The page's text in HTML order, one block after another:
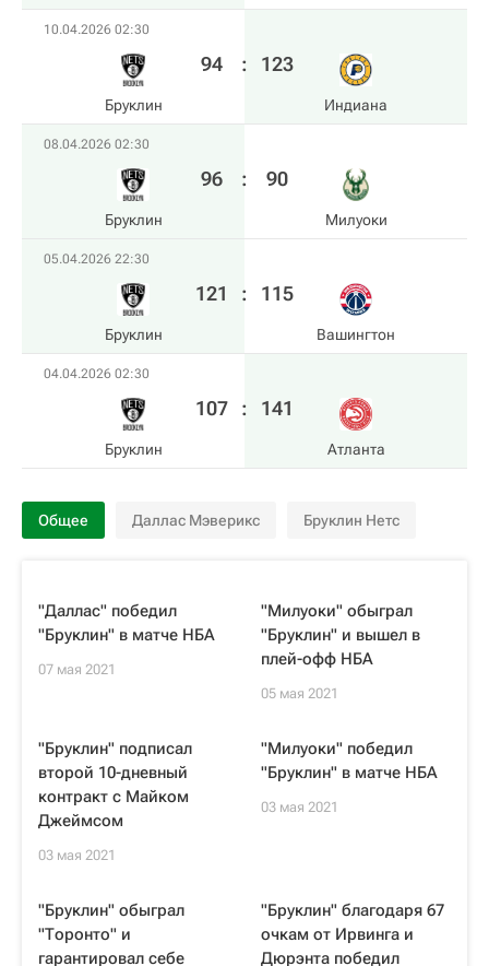
10.04.2026 02:30
Бруклин
94 : 123
Индиана
08.04.2026 02:30
Бруклин
96 : 90
Милуоки
05.04.2026 22:30
Бруклин
121 : 115
Вашингтон
04.04.2026 02:30
Бруклин
107 : 141
Атланта
Общее Даллас Мэверикс Бруклин Нетс
"Даллас" победил
"Бруклин" в матче НБА
07 мая 2021
"Милуоки" обыграл
"Бруклин" и вышел в
плей-офф НБА
05 мая 2021
"Бруклин" подписал
второй 10-дневный
контракт с Майком
Джеймсом
03 мая 2021
"Милуоки" победил
"Бруклин" в матче НБА
03 мая 2021
"Бруклин" обыграл
"Торонто" и
гарантировал себе
"Бруклин" благодаря 67
очкам от Ирвинга и
Дюрэнта победил